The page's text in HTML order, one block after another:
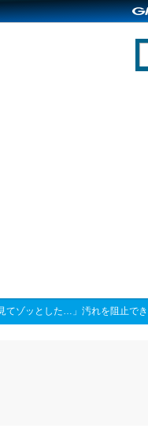
てゾッとした…」汚れを阻止で